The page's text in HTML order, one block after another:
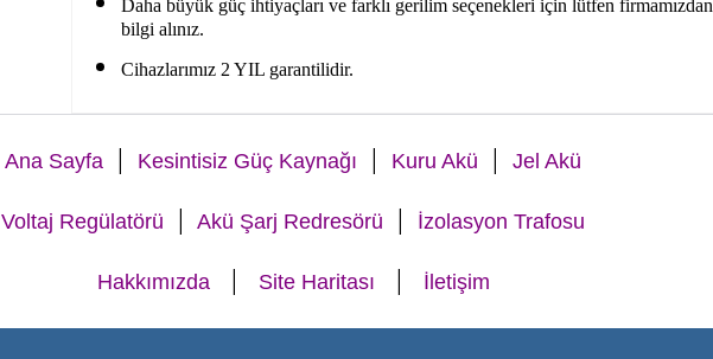
Daha büyük güç ihtiyaçları ve farklı gerilim seçenekleri için lütfen firmamızdan
bilgi alınız.
Cihazlarımız 2 YIL garantilidir.
Ana Sayfa | Kesintisiz Güç Kaynağı | Kuru Akü | Jel Akü
Voltaj Regülatörü | Akü Şarj Redresörü | İzolasyon Trafosu
Hakkımızda| Site Haritası | İletişim